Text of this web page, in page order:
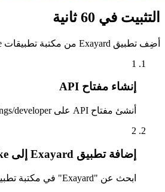
التثبيت في 60 ثانية
أضِف تطبيق Exayard من مكتبة تطبيقات Make، واربطه باستخدام مفتاح API، ثم أدرِج الوحدات في أي سيناريو.
1
إنشاء مفتاح API
أنشئ مفتاح API على https://app.exayard.com/settings/developer مع تحديد نطاقه ليشمل الموارد التي يحتاجها سيناريوك.
2
إضافة تطبيق Exayard إلى Make
ابحث عن "Exayard" في مكتبة تطبيقات Make وأنشئ اتصالاً باستخدام مفتاح API ومعرّف المؤسسة الخاص بك.